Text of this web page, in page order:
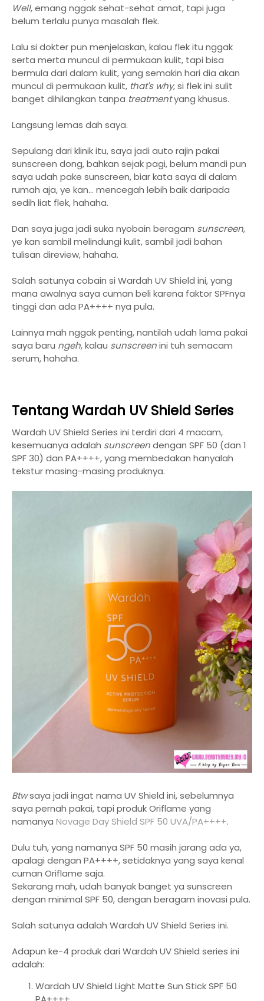
Well, emang nggak sehat-sehat amat, tapi juga
belum terlalu punya masalah flek.
Lalu si dokter pun menjelaskan, kalau flek itu nggak
serta merta muncul di permukaan kulit, tapi bisa
bermula dari dalam kulit, yang semakin hari dia akan
muncul di permukaan kulit, that's why, si flek ini sulit
banget dihilangkan tanpa treatmentyang khusus.
Langsung lemas dah saya.
Sepulang dari klinik itu, saya jadi auto rajin pakai
sunscreen dong, bahkan sejak pagi, belum mandi pun
saya udah pake sunscreen, biar kata saya di dalam
rumah aja, ye kan... mencegah lebih baik daripada
sedih liat flek, hahaha.
Dan saya juga jadi suka nyobain beragam sunscreen,
ye kan sambil melindungi kulit, sambil jadi bahan
tulisan direview, hahaha.
Salah satunya cobain si Wardah UV Shield ini, yang
mana awalnya saya cuman beli karena faktor SPFnya
tinggi dan ada PA++++ nya pula.
Lainnya mah nggak penting, nantilah udah lama pakai
saya baru ngeh, kalau sunscreenini tuh semacam
serum, hahaha.
Tentang Wardah UV Shield Series
Wardah UV Shield Series ini terdiri dari 4 macam,
kesemuanya adalah sunscreendengan SPF 50 (dan 1
SPF 30) dan PA++++, yang membedakan hanyalah
tekstur masing-masing produknya.
Btwsaya jadi ingat nama UV Shield ini, sebelumnya
saya pernah pakai, tapi produk Oriflame yang
namanya Novage Day Shield SPF 50 UVA/PA++++.
Dulu tuh, yang namanya SPF 50 masih jarang ada ya,
apalagi dengan PA++++, setidaknya yang saya kenal
cuman Oriflame saja.
Sekarang mah, udah banyak banget ya sunscreen
dengan minimal SPF 50, dengan beragam inovasi pula.
Salah satunya adalah Wardah UV Shield Series ini.
Adapun ke-4 produk dari Wardah UV Shield series ini
adalah:
Wardah UV Shield Light Matte Sun Stick SPF 50